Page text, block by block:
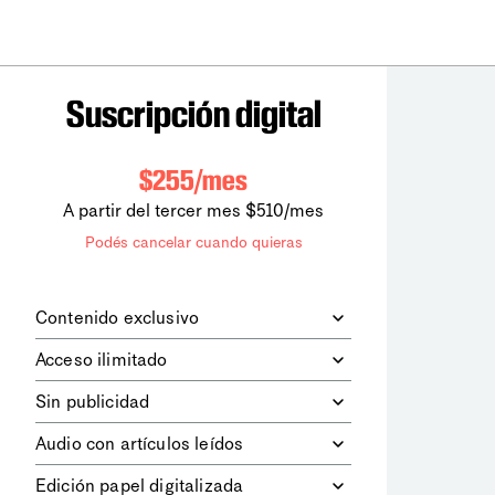
Suscripción digital
$255/mes
A partir del tercer mes $510/mes
Podés cancelar cuando quieras
Contenido exclusivo
digitales dela diaria
los contenidos de Le Monde
diplomatique.
Acceso ilimitado
contenidos.
Sin publicidad
publicitarios.
Audio con artículos leídos
Edición papel digitalizada